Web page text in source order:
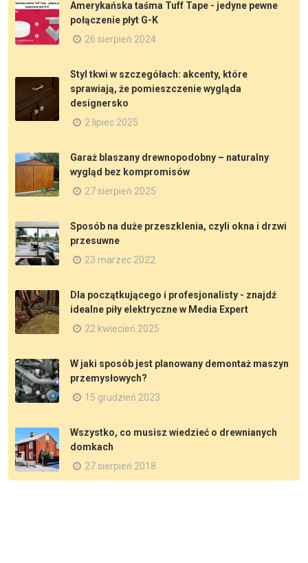
Amerykańska taśma Tuff Tape - jedyne pewne
połączenie płyt G-K
26 sierpień 2024
Styl tkwi w szczegółach: akcenty, które
sprawiają, że pomieszczenie wygląda
designersko
2 lipiec 2025
Garaż blaszany drewnopodobny – naturalny
wygląd bez kompromisów
27 sierpień 2025
Sposób na duże przeszklenia, czyli okna i drzwi
przesuwne
23 marzec 2022
Dla początkującego i profesjonalisty - znajdź
idealne piły elektryczne w Media Expert
22 kwiecień 2025
W jaki sposób jest planowany demontaż maszyn
przemysłowych?
15 grudzień 2023
Wszystko, co musisz wiedzieć o drewnianych
domkach
27 sierpień 2018